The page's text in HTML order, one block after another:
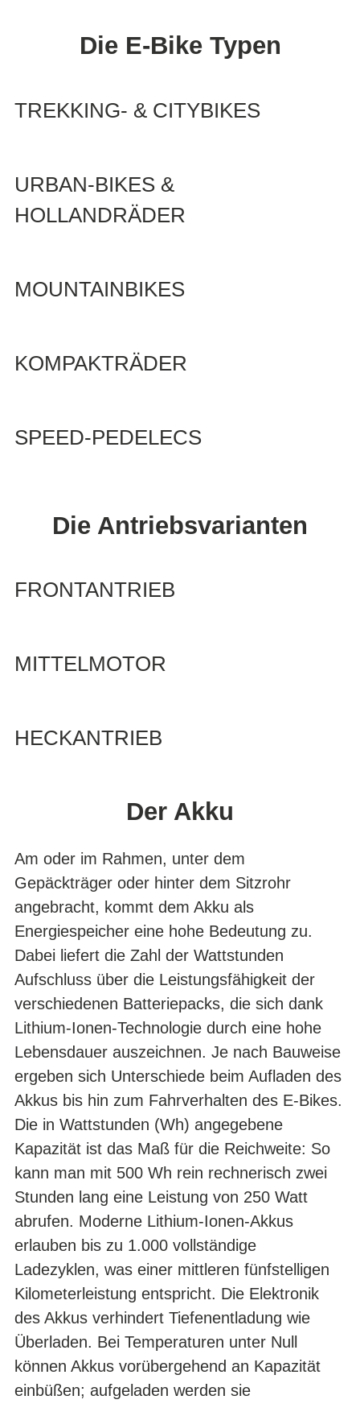
Die E-Bike Typen
TREKKING- & CITYBIKES
URBAN-BIKES &
HOLLANDRÄDER
MOUNTAINBIKES
KOMPAKTRÄDER
SPEED-PEDELECS
Die Antriebsvarianten
FRONTANTRIEB
MITTELMOTOR
HECKANTRIEB
Der Akku
Am oder im Rahmen, unter dem
Gepäckträger oder hinter dem Sitzrohr
angebracht, kommt dem Akku als
Energiespeicher eine hohe Bedeutung zu.
Dabei liefert die Zahl der Wattstunden
Aufschluss über die Leistungsfähigkeit der
verschiedenen Batteriepacks, die sich dank
Lithium-Ionen-Technologie durch eine hohe
Lebensdauer auszeichnen. Je nach Bauweise
ergeben sich Unterschiede beim Aufladen des
Akkus bis hin zum Fahrverhalten des E-Bikes.
Die in Wattstunden (Wh) angegebene
Kapazität ist das Maß für die Reichweite: So
kann man mit 500 Wh rein rechnerisch zwei
Stunden lang eine Leistung von 250 Watt
abrufen. Moderne Lithium-Ionen-Akkus
erlauben bis zu 1.000 vollständige
Ladezyklen, was einer mittleren fünfstelligen
Kilometerleistung entspricht. Die Elektronik
des Akkus verhindert Tiefenentladung wie
Überladen. Bei Temperaturen unter Null
können Akkus vorübergehend an Kapazität
einbüßen; aufgeladen werden sie